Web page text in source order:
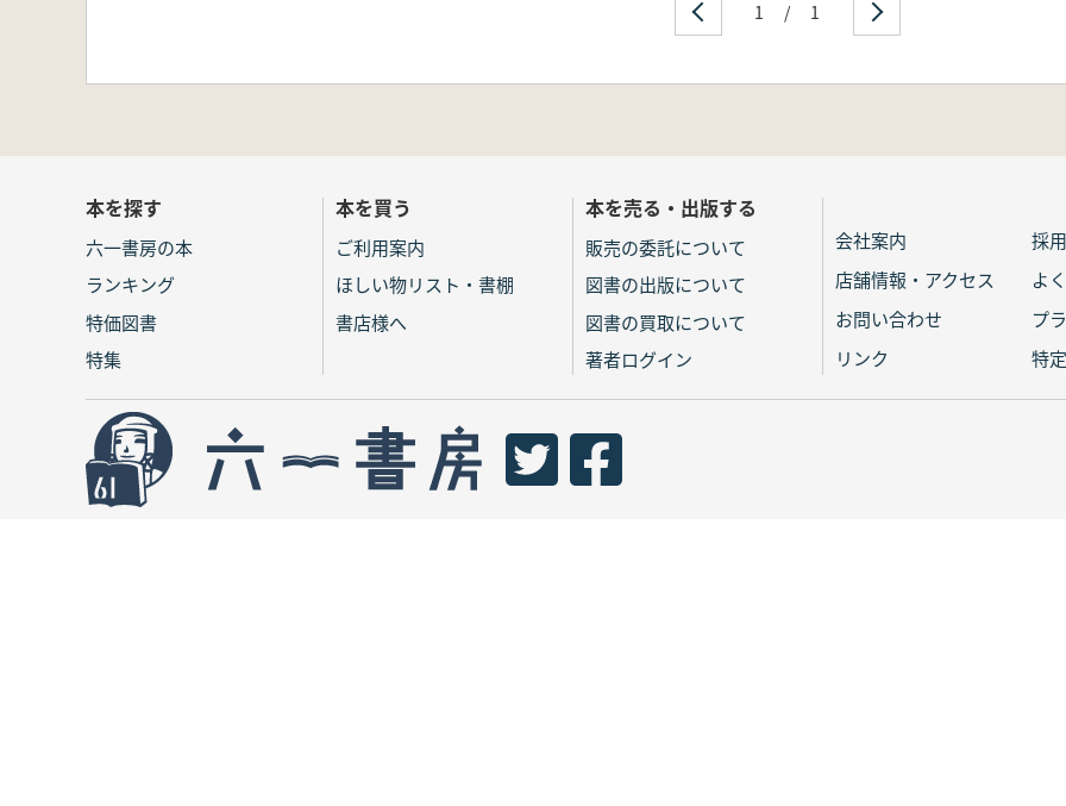
1 / 1
本を探す
六一書房の本
ランキング
特価図書
特集
本を買う
ご利用案内
ほしい物リスト・書棚
書店様へ
本を売る・出版する
販売の委託について
図書の出版について
図書の買取について
著者ログイン
会社案内
採
店舗情報・アクセス
よ
お問い合わせ
プ
リンク
特